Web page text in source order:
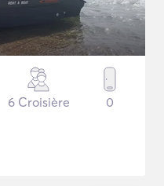
6 Croisière 0